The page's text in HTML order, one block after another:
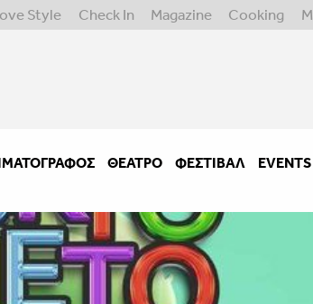
Style Check In Magazine Cooking
ΘΈΑΤΡΟ ΦΕΣΤΙΒΑΛ
EVENTS